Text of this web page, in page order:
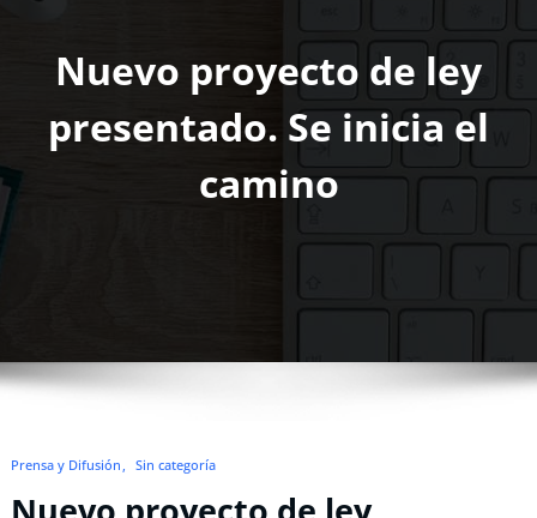
Nuevo proyecto de ley
presentado. Se inicia el
camino
Prensa y Difusión Sin categoría